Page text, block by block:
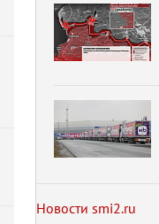
Новости smi2.ru